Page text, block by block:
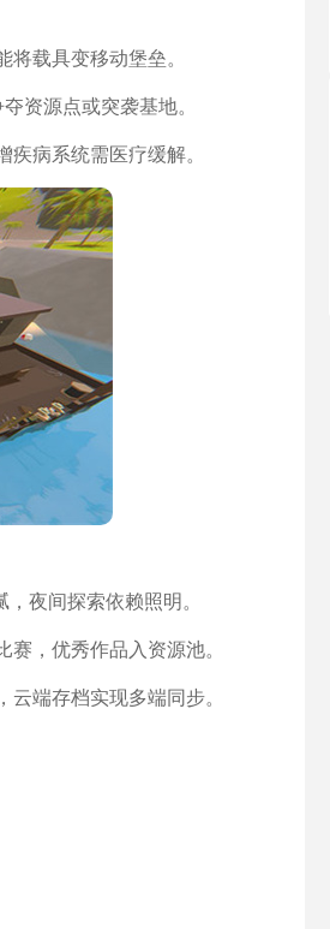
载具变移动堡垒。
资源点或突袭基地。
病系统需医疗缓解。
夜间探索依赖照明。
，优秀作品入资源池。
端存档实现多端同步。